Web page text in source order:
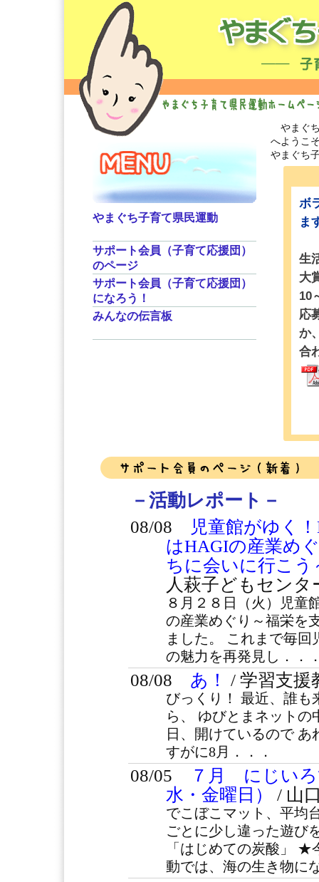
やまぐち
へようこ
やまぐち
やまぐち子育て県民運動
サポート会員（子育て応援団）
のページ
サポート会員（子育て応援団）
になろう！
みんなの伝言板
ボ
ま
生
大
10
応
か
合
－活動レポート－
08/08
児童館がゆく
はHAGIの産業め
ちに会いに行こう
人萩子どもセンタ
８月２８日（火）児童
の産業めぐり～福栄を
ました。 これまで毎
の魅力を再発見し．．
08/08 あ！ / 学習支援
びっくり！ 最近、誰も
ら、 ゆびとまネット
日、開けているので あ
すがに8月．．．
08/05
７月 にじいろ
水・金曜日）
/ 山
でこぼこマット、平均
ごとに少し違った遊び
「はじめての炭酸」 ★
動では、海の生き物に